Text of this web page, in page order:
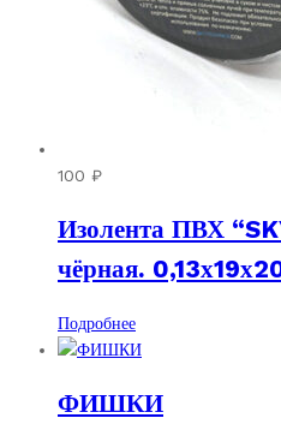
100 ₽
Изолента ПВХ
чёрная.
Подробнее
ФИШКИ